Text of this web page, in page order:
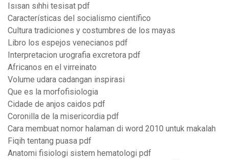
Isısan sıhhi tesisat pdf
Características del socialismo científico
Cultura tradiciones y costumbres de los mayas
Libro los espejos venecianos pdf
Interpretacion urografia excretora pdf
Africanos en el virreinato
Volume udara cadangan inspirasi
Que es la morfofisiologia
Cidade de anjos caidos pdf
Coronilla de la misericordia pdf
Cara membuat nomor halaman di word 2010 untuk makalah
Fiqih tentang puasa pdf
Anatomi fisiologi sistem hematologi pdf